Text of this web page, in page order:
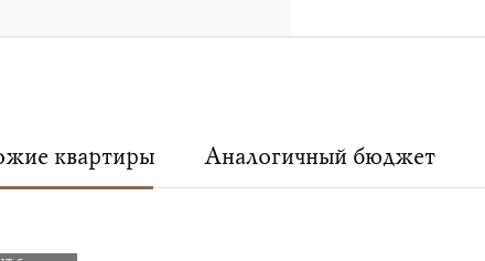
квартиры Аналогичный бюджет